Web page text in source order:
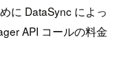
に DataSync によっ
API コールの料金